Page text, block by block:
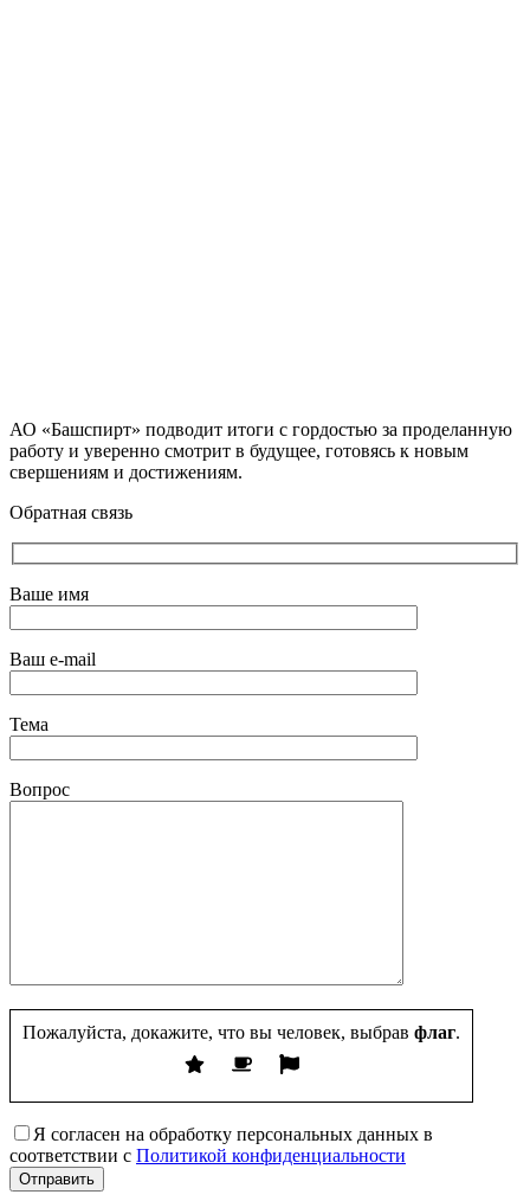
АО «Башспирт» подводит итоги с гордостью за проделанную
работу и уверенно смотрит в будущее, готовясь к новым
свершениям и достижениям.
Обратная связь
Ваше имя
Ваш e-mail
Тема
Вопрос
Пожалуйста, докажите, что вы человек, выбрав флаг.
Я согласен на обработку персональных данных в
соответствии с Политикой конфиденциальности